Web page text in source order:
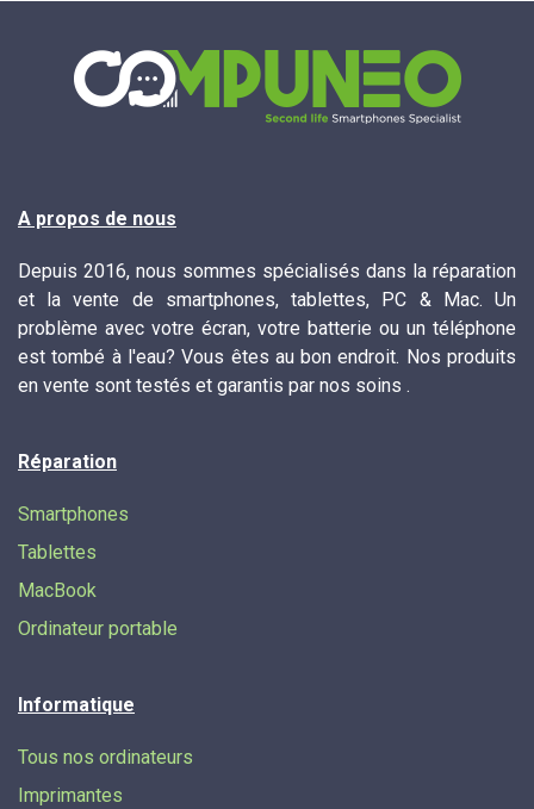
A propos de nous
Depuis 2016, nous sommes spécialisés dans la réparation
et la vente de smartphones, tablettes, PC & Mac. Un
problème avec votre écran, votre batterie ou un téléphone
est tombé à l'eau? Vous êtes au bon endroit. Nos produits
en vente sont testés et garantis par nos soins .
Réparation
Smartphones
Tablettes
MacBook
Ordinateur portable
Informatique
Tous nos ordinateurs
Imprimantes